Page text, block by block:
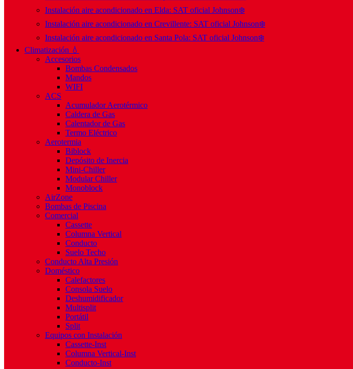
Instalación aire acondicionado en Elda: SAT oficial Johnson❄️
Instalación aire acondicionado en Crevillente: SAT oficial Johnson❄️
Instalación aire acondicionado en Santa Pola: SAT oficial Johnson❄️
Climatización 💧
Accesorios
Bombas Condensados
Mandos
WIFI
ACS
Acumulador Aerotérmico
Caldera de Gas
Calentador de Gas
Termo Eléctrico
Aerotermia
Biblock
Depósito de Inercia
Mini-Chiller
Modular Chiller
Monoblock
AirZone
Bombas de Piscina
Comercial
Cassette
Columna Vertical
Conducto
Suelo Techo
Conducto Alta Presión
Doméstico
Calefactores
Consola Suelo
Deshumidificador
Multisplit
Portátil
Split
Equipos con Instalación
Cassette-Inst
Columna Vertical-Inst
Conducto-Inst